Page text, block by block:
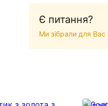
Є питання?
Ми зібрали для Вас